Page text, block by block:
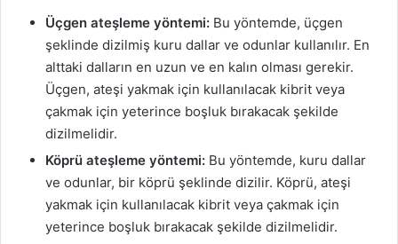
Üçgen ateşleme yöntemi: Bu yöntemde, üçgen
şeklinde dizilmiş kuru dallar ve odunlar kullanılır. En
alttaki dalların en uzun ve en kalın olması gerekir.
Üçgen, ateşi yakmak için kullanılacak kibrit veya
çakmak için yeterince boşluk bırakacak şekilde
dizilmelidir.
Köprü ateşleme yöntemi: Bu yöntemde, kuru dallar
ve odunlar, bir köprü şeklinde dizilir. Köprü, ateşi
yakmak için kullanılacak kibrit veya çakmak için
yeterince boşluk bırakacak şekilde dizilmelidir.